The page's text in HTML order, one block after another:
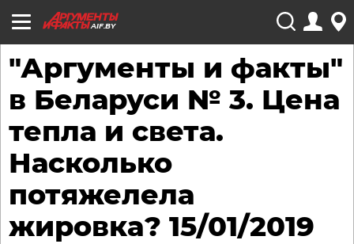
AIF.BY
"Аргументы и факты"
в Беларуси № 3. Цена
тепла и света.
Насколько
потяжелела
жировка? 15/01/2019